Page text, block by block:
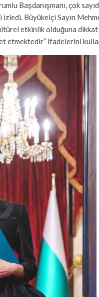
Başdanışmanı, çok
Büyükelçi Sayın
etkinlik olduğuna
etmektedir” ifadelerini